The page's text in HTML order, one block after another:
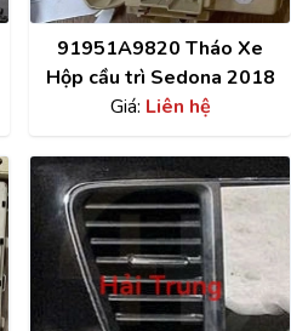
91951A9820 Tháo Xe
Hộp cầu trì Sedona 2018
Giá: Liên hệ